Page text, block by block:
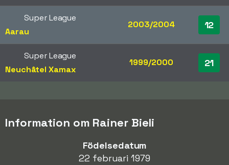
Super League
Aarau
2003/2004 12
Super League
Neuchâtel Xamax
1999/2000 21
Information om Rainer Bieli
Födelsedatum
22 februari 1979